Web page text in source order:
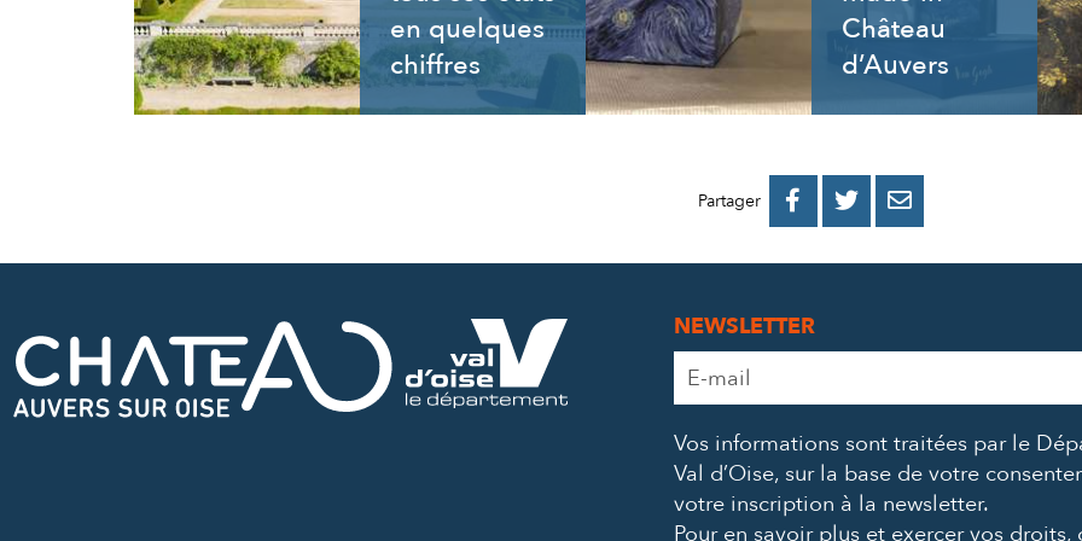
en quelques
chiffres
Château
d’Auvers
Partager 
PARTAGER
PARTAGER
PARTAGER
NEWSLETTER
Adresse
e-
*
Vos informations sont traitées par le
Val d’Oise, sur la base de votre
votre inscription à la newsletter.
Pour en savoir plus et exercer vos droits,